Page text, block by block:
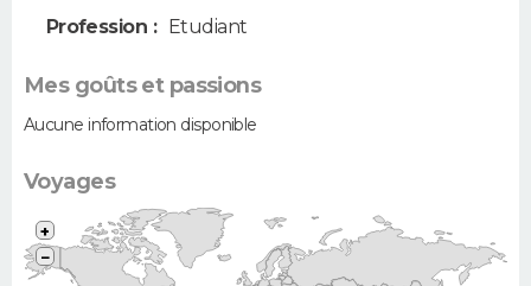
Profession : Etudiant
Mes goûts et passions
Aucune information disponible
Voyages
+
−